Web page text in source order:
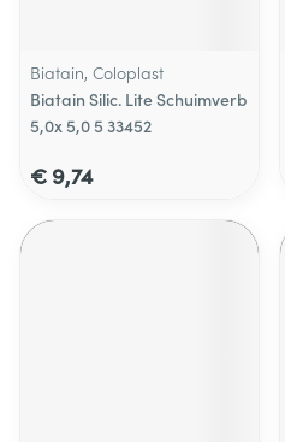
Biatain, Coloplast
Biatain Silic. Lite Schuimverb
5,0x 5,0 5 33452
€ 9,74